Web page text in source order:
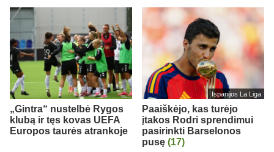
„Gintra“ nustelbė Rygos
klubą ir tęs kovas UEFA
Europos taurės atrankoje
Ispanijos La Liga
Paaiškėjo, kas turėjo
įtakos Rodri sprendimui
pasirinkti Barselonos
pusę (17)